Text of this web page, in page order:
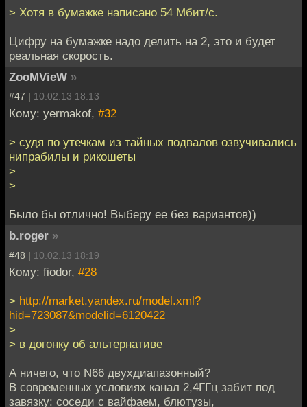
> Хотя в бумажке написано 54 Мбит/с.
Цифру на бумажке надо делить на 2, это и будет
реальная скорость.
ZooMVieW »
#47 | 10.02.13 18:13
Кому: yermakof, #32
> судя по утечкам из тайных подвалов озвучивались
нипрабилы и рикошеты
>
>
Было бы отлично! Выберу ее без вариантов))
b.roger »
#48 | 10.02.13 18:19
Кому: fiodor, #28
> http://market.yandex.ru/model.xml?
hid=723087&modelid=6120422
>
> в догонку об альтернативе
А ничего, что N66 двухдиапазонный?
В современных условиях канал 2,4ГГц забит под
завязку: соседи с вайфаем, блютузы,